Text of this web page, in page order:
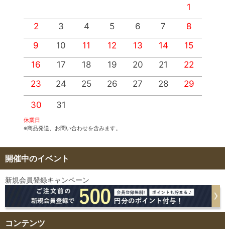
1
2
3 4 5 6 7
8
9
10 11 12 13 14
15
16
17 18 19 20 21
22
23
24 25 26 27 28 29
30 31
休業日
※商品発送、お問い合わせを含みます。
開催中のイベント
新規会員登録キャンペーン
コンテンツ